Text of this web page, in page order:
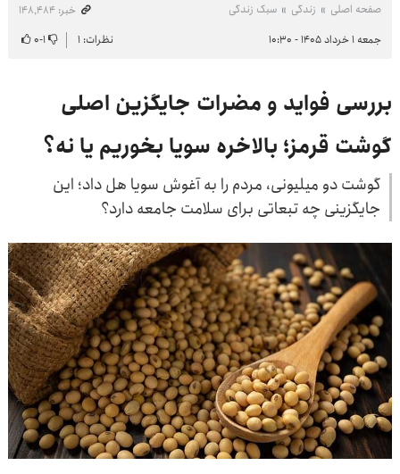
صفحه اصلی زندگی سبک زندگی
خبر: ۱۴۸٬۴۸۴
جمعه ۱ خرداد ۱۴۰۵ - ۱۰:۳۰
نظرات: ۱ ۱-۰
بررسی فواید و مضرات جایگزین اصلی
گوشت قرمز؛ بالاخره سویا بخوریم یا نه؟
گوشت دو میلیونی، مردم را به آغوش سویا هل داد؛ این
جایگزینی چه تبعاتی برای سلامت جامعه دارد؟